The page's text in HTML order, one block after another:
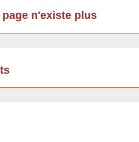
page n'existe plus